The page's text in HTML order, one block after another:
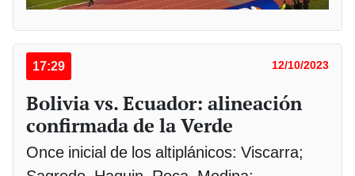
17:29 12/10/2023
Bolivia vs. Ecuador: alineación
confirmada de la Verde
Once inicial de los altiplánicos: Viscarra;